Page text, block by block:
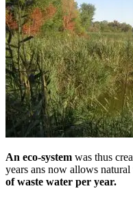
An eco-system was thus
years ans now allows
of waste water per year.